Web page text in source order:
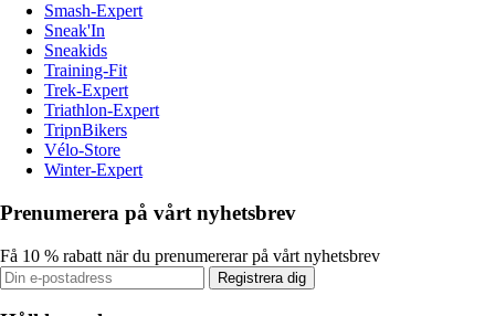
Smash-Expert
Sneak'In
Sneakids
Training-Fit
Trek-Expert
Triathlon-Expert
TripnBikers
Vélo-Store
Winter-Expert
Prenumerera på vårt nyhetsbrev
Få 10 % rabatt när du prenumererar på vårt nyhetsbrev
Registrera dig